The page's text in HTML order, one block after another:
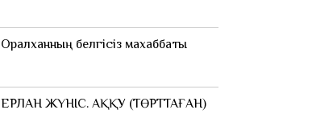
Оралханның белгісіз махаббаты
ЕРЛАН ЖҮНІС. АҚҚУ (ТӨРТТАҒАН)